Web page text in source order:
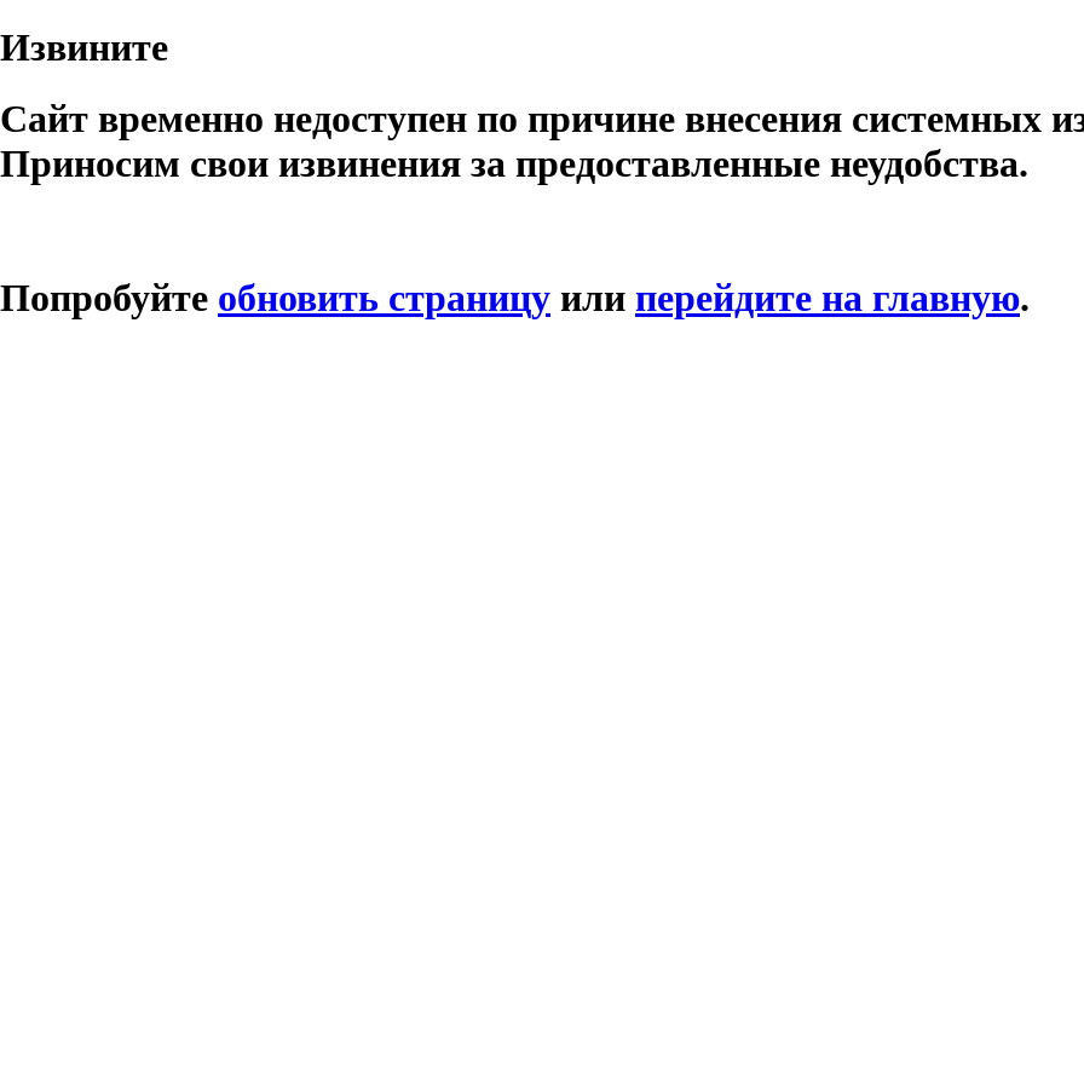
Извините
Сайт временно недоступен по причине внесения системных
Приносим свои извинения за предоставленные неудобства.
Попробуйте обновить страницу или перейдите на главную.